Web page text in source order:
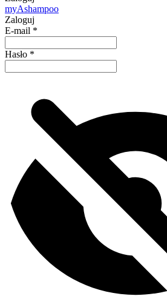
myAshampoo
Zaloguj
E-mail *
Hasło *